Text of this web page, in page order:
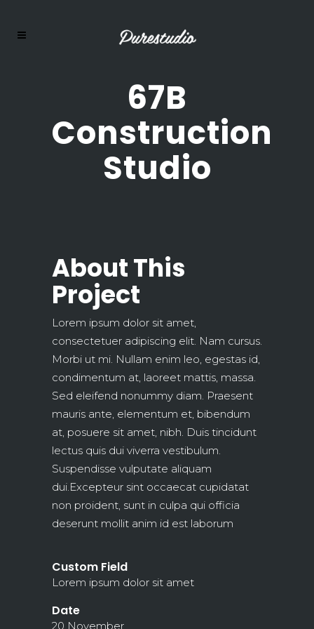
67B
Construction
Studio
About This
Project
Lorem ipsum dolor sit amet,
consectetuer adipiscing elit. Nam cursus.
Morbi ut mi. Nullam enim leo, egestas id,
condimentum at, laoreet mattis, massa.
Sed eleifend nonummy diam. Praesent
mauris ante, elementum et, bibendum
at, posuere sit amet, nibh. Duis tincidunt
lectus quis dui viverra vestibulum.
Suspendisse vulputate aliquam
dui.Excepteur sint occaecat cupidatat
non proident, sunt in culpa qui officia
deserunt mollit anim id est laborum
Custom Field
Lorem ipsum dolor sit amet
Date
20 November